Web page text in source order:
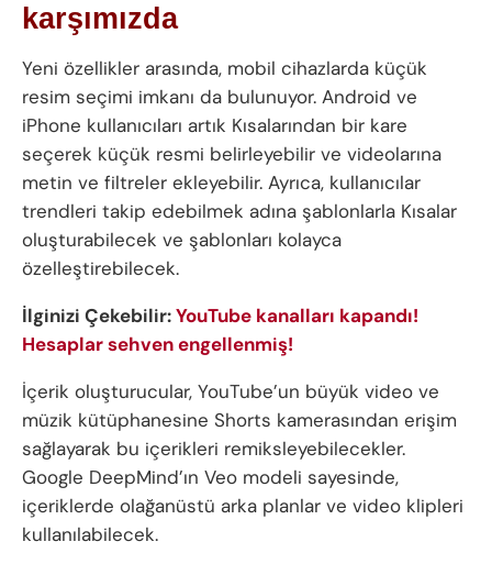
karşımızda
Yeni özellikler arasında, mobil cihazlarda küçük
resim seçimi imkanı da bulunuyor. Android ve
iPhone kullanıcıları artık Kısalarından bir kare
seçerek küçük resmi belirleyebilir ve videolarına
metin ve filtreler ekleyebilir. Ayrıca, kullanıcılar
trendleri takip edebilmek adına şablonlarla Kısalar
oluşturabilecek ve şablonları kolayca
özelleştirebilecek.
İlginizi Çekebilir:YouTube kanalları kapandı!
Hesaplar sehven engellenmiş!
İçerik oluşturucular, YouTube’un büyük video ve
müzik kütüphanesine Shorts kamerasından erişim
sağlayarak bu içerikleri remiksleyebilecekler.
Google DeepMind’ın Veo modeli sayesinde,
içeriklerde olağanüstü arka planlar ve video klipleri
kullanılabilecek.